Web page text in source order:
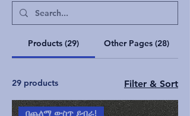
Products (29) Other Pages (28)
29 products Filter & Sort
በጨለማ ውስጥ ይብራ!